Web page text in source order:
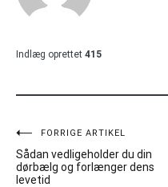
Indlæg oprettet 415
Indlægsnavigation
FORRIGE ARTIKEL
Sådan vedligeholder du din
dørbælg og forlænger dens
levetid